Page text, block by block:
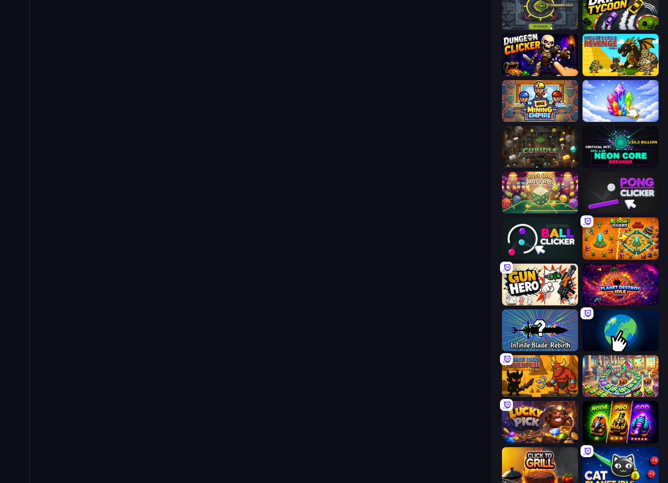
Tank Evolution Drift Tycoon
Dungeon Clicker Knight Hero 2 Revenge Idle RPG
Idle Mining Empire Crystalia Idle Clicker
Cubidle Neon Core Breaker
Just One More Roll Pong Clicker
Satisfying Ball Clicker BloomGuard
Gun Hero: Cat Survival Planet Destroy Idle
Infinite Blade: Rebirth Planet Clicker 2
Knight Hero Adventure Idle RPG Money Factory: Tycoon Idle Game
Lucky Pick Merge Survival